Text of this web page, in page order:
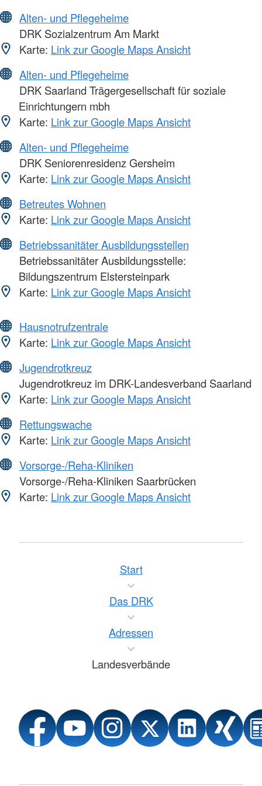
Alten- und Pflegeheime
DRK Sozialzentrum Am Markt
Karte: Link zur Google Maps Ansicht
Alten- und Pflegeheime
DRK Saarland Trägergesellschaft für soziale
Einrichtungern mbh
Karte: Link zur Google Maps Ansicht
Alten- und Pflegeheime
DRK Seniorenresidenz Gersheim
Karte: Link zur Google Maps Ansicht
Betreutes Wohnen
Karte: Link zur Google Maps Ansicht
Betriebssanitäter Ausbildungsstellen
Betriebssanitäter Ausbildungsstelle:
Bildungszentrum Elstersteinpark
Karte: Link zur Google Maps Ansicht
Hausnotrufzentrale
Karte: Link zur Google Maps Ansicht
Jugendrotkreuz
Jugendrotkreuz im DRK-Landesverband Saarland
Karte: Link zur Google Maps Ansicht
Rettungswache
Karte: Link zur Google Maps Ansicht
Vorsorge-/Reha-Kliniken
Vorsorge-/Reha-Kliniken Saarbrücken
Karte: Link zur Google Maps Ansicht
Start
Das DRK
Adressen
Landesverbände